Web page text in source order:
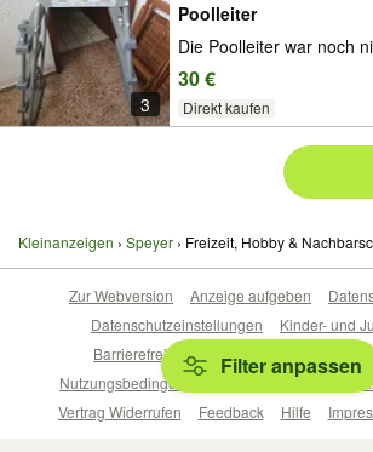
3
Poolleiter
Die Poolleiter war noch
30 €
Direkt kaufen
Kleinanzeigen Speyer Freizeit, Hobby &
Filter anpassen
Zur Webversion Anzeige aufgeben
Datenschutzeinstellungen
Kinder- und
Barrierefreiheitserklärung
Nutzungsbedingungen
Beliebte Suchen
Vertrag Widerrufen
Feedback Hilfe